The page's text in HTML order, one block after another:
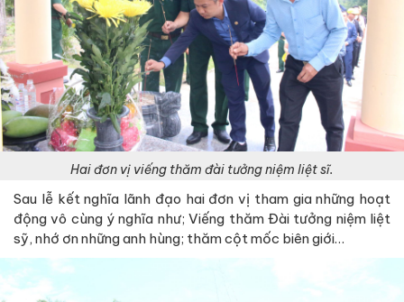
Hai đơn vị viếng thăm đài tưởng niệm liệt sĩ.
Sau lễ kết nghĩa lãnh đạo hai đơn vị tham gia những hoạt
động vô cùng ý nghĩa như; Viếng thăm Đài tưởng niệm liệt
sỹ, nhớ ơn những anh hùng; thăm cột mốc biên giới…